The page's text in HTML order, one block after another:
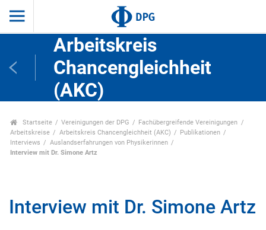
Arbeitskreis
Chancengleichheit
(AKC)
Startseite Vereinigungen der DPG
Fachübergreifende Vereinigungen
Arbeitskreise
Arbeitskreis Chancengleichheit (AKC)
Publikationen
Interviews
Auslandserfahrungen von Physikerinnen
Interview mit Dr. Simone Artz
Interview mit Dr. Simone Artz